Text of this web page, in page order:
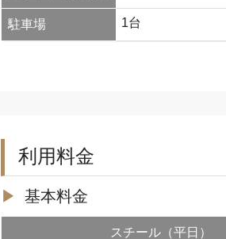
駐車場 1台
利用料金
基本料金
スチール（平日）